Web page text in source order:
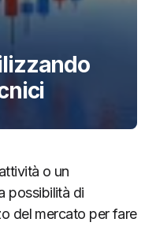
o un
possibilità di
del mercato per fare